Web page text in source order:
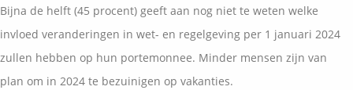
Bijna de helft (45 procent) geeft aan nog niet te weten welke
invloed veranderingen in wet- en regelgeving per 1 januari 2024
zullen hebben op hun portemonnee. Minder mensen zijn van
plan om in 2024 te bezuinigen op vakanties.